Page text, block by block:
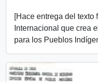
[Hace entrega del texto
Internacional que crea
para los Pueblos